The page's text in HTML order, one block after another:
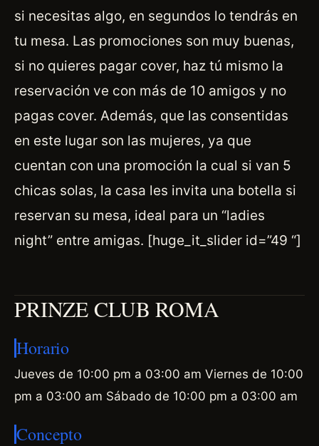
si necesitas algo, en segundos lo tendrás en
tu mesa. Las promociones son muy buenas,
si no quieres pagar cover, haz tú mismo la
reservación ve con más de 10 amigos y no
pagas cover. Además, que las consentidas
en este lugar son las mujeres, ya que
cuentan con una promoción la cual si van 5
chicas solas, la casa les invita una botella si
reservan su mesa, ideal para un “ladies
night” entre amigas. [huge_it_slider id=”49 “]
PRINZE CLUB ROMA
Horario
Jueves de 10:00 pm a 03:00 am Viernes de 10:00
pm a 03:00 am Sábado de 10:00 pm a 03:00 am
Concepto